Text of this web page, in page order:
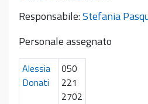
Responsabile:Stefania
Personale assegnato
Alessia
Donati
050
221
2702